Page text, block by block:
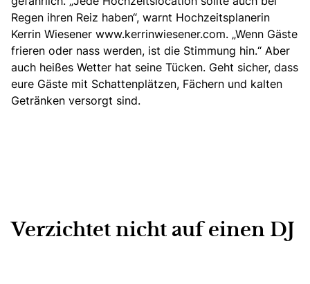
Regen ihren Reiz haben“, warnt Hochzeitsplanerin
Kerrin Wiesener www.kerrinwiesener.com. „Wenn Gäste
frieren oder nass werden, ist die Stimmung hin.“ Aber
auch heißes Wetter hat seine Tücken. Geht sicher, dass
eure Gäste mit Schattenplätzen, Fächern und kalten
Getränken versorgt sind.
Verzichtet nicht auf einen DJ